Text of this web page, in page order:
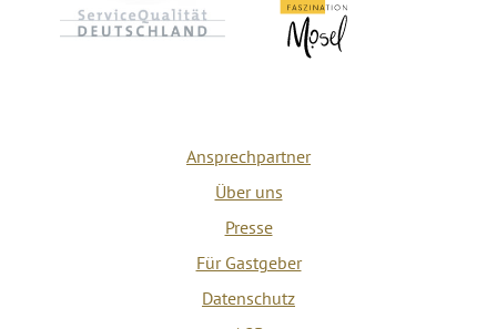
Ansprechpartner
Über uns
Presse
Für Gastgeber
Datenschutz